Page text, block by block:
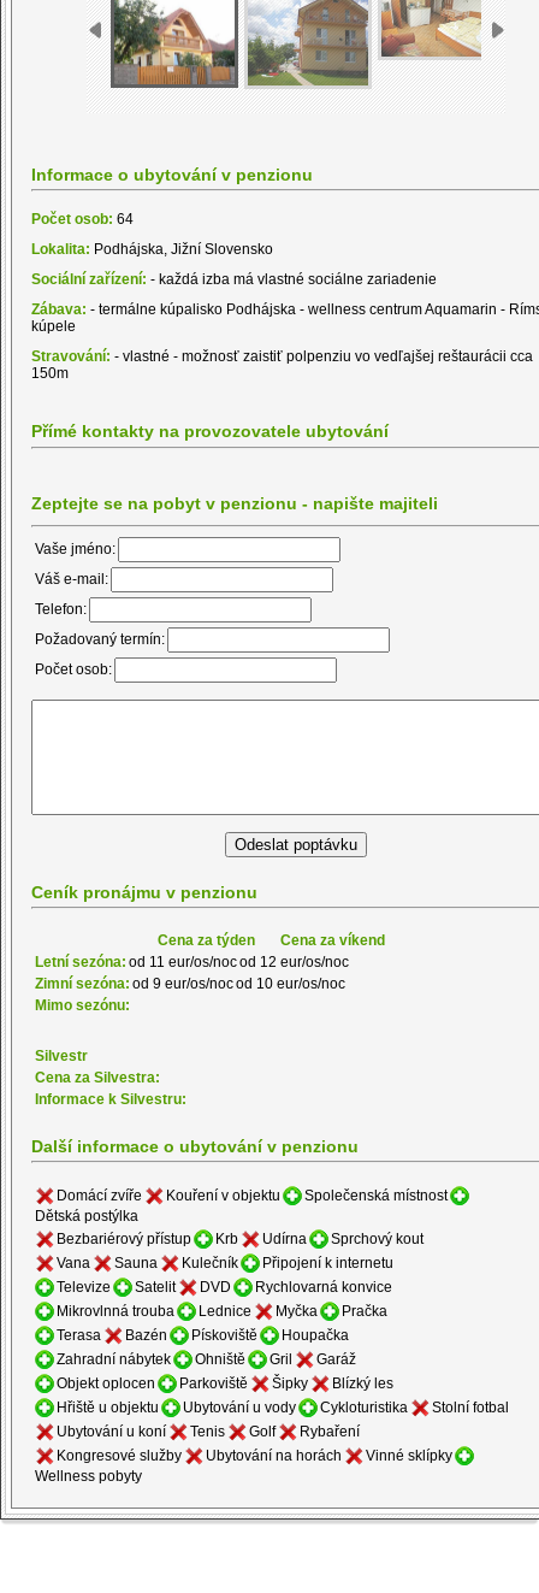
Informace o ubytování v penzionu
Počet osob: 64
Lokalita: Podhájska, Jižní Slovensko
Sociální zařízení: - každá izba má vlastné sociálne zariadenie
Zábava: - termálne kúpalisko Podhájska - wellness centrum Aquamarin -
kúpele
Stravování: - vlastné - možnosť zaistiť polpenziu vo vedľajšej reštaurácii cca
150m
Přímé kontakty na provozovatele ubytování
Zeptejte se na pobyt v penzionu - napište majiteli
Vaše jméno:
Váš e-mail:
Telefon:
Požadovaný termín:
Počet osob:
Ceník pronájmu v penzionu
Cena za týden
Cena za víkend
Letní sezóna: od 11 eur/os/nocod 12 eur/os/noc
Zimní sezóna: od 9 eur/os/nocod 10 eur/os/noc
Mimo sezónu:
Silvestr
Cena za Silvestra:
Informace k Silvestru:
Další informace o ubytování v penzionu
Domácí zvíře Kouření v objektu
Společenská místnost
Dětská postýlka
Bezbariérový přístup
Krb Udírna
Sprchový kout
Vana
Sauna Kulečník
Připojení k internetu
Televize
Satelit DVD
Rychlovarná konvice
Mikrovlnná trouba
Lednice Myčka
Pračka
Terasa
Bazén Pískoviště
Houpačka
Zahradní nábytek
Ohniště Gril
Garáž
Objekt oplocen
Parkoviště Šipky
Blízký les
Hřiště u objektu
Ubytování u vody Cykloturistika
Stolní fotbal
Ubytování u koní
Tenis Golf
Rybaření
Kongresové služby
Ubytování na horách
Vinné sklípky
Wellness pobyty